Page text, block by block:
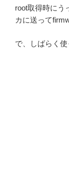
root取得時にう
カに送って
で、しばらく使